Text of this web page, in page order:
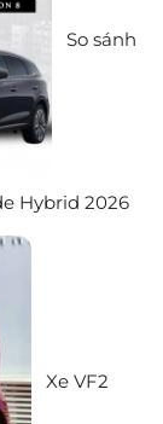
So sánh
Hybrid 2026
Xe VF2